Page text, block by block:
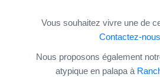
Vous souhaitez vivre une de
Contactez-
Nous proposons également
atypique en palapa à